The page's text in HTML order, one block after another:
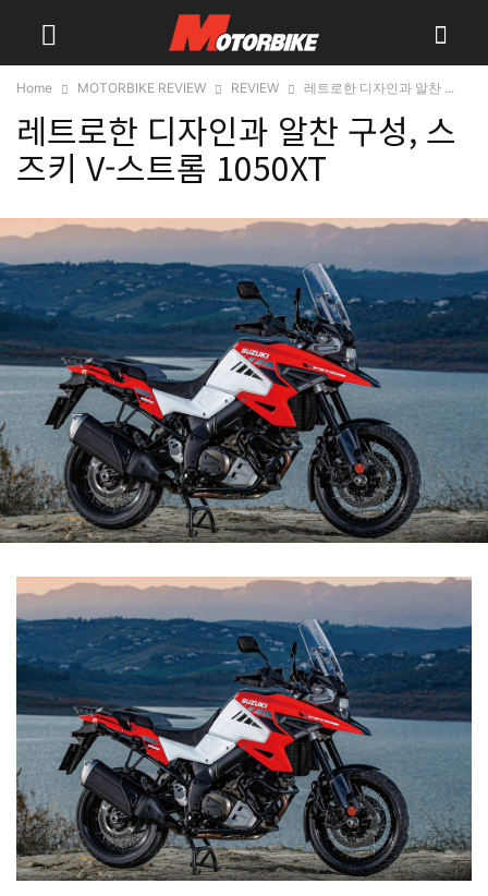
Home MOTORBIKE REVIEW REVIEW 레트로한 디자인과 알찬 ...
레트로한 디자인과 알찬 구성, 스
즈키 V-스트롬 1050XT